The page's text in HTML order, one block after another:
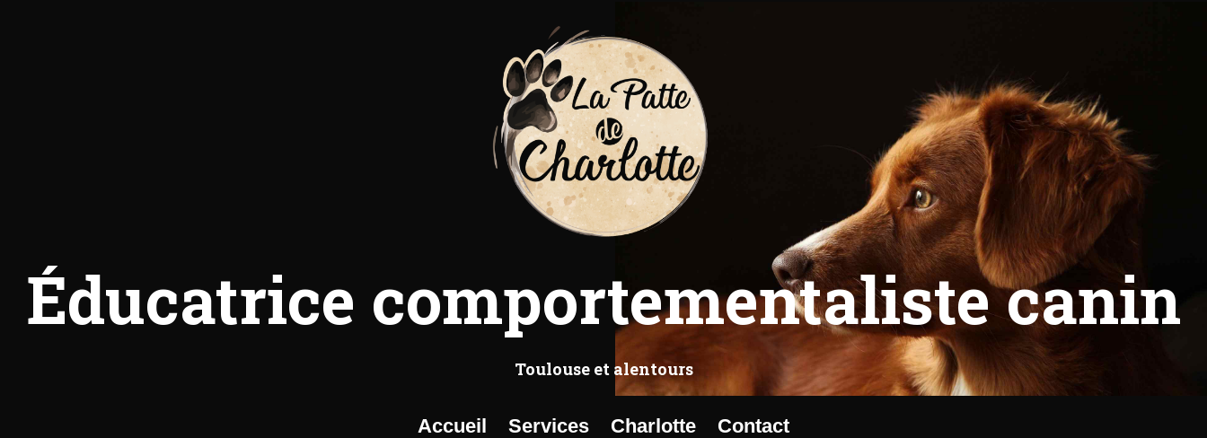
Éducatrice comportementaliste canin
Toulouse et alentours
Accueil Services Charlotte Contact